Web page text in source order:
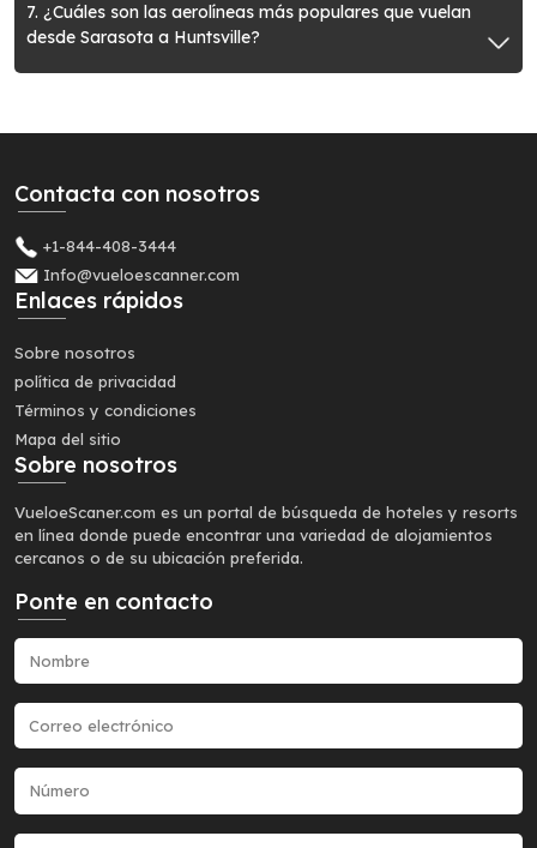
7. ¿Cuáles son las aerolíneas más populares que vuelan
desde Sarasota a Huntsville?
Contacta con nosotros
+1-844-408-3444
Info@vueloescanner.com
Enlaces rápidos
Sobre nosotros
política de privacidad
Términos y condiciones
Mapa del sitio
Sobre nosotros
VueloeScaner.com es un portal de búsqueda de hoteles y resorts
en línea donde puede encontrar una variedad de alojamientos
cercanos o de su ubicación preferida.
Ponte en contacto